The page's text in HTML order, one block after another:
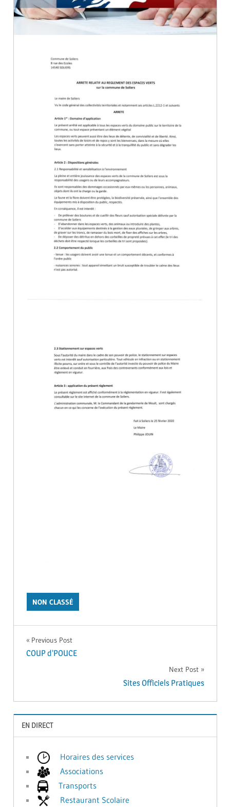
NON CLASSÉ
Navigation
Previous Post
COUP d’POUCE
Next Post
Sites Officiels Pratiques
EN DIRECT
Horaires des services
Associations
Transports
Restaurant Scolaire